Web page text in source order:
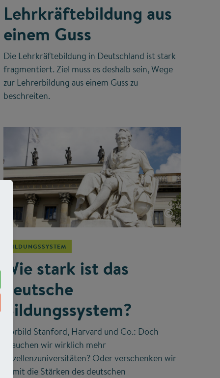
Lehrkräftebildung aus
einem Guss
Die Lehrkräftebildung in Deutschland ist stark
fragmentiert. Ziel muss es deshalb sein, Wege
zur Lehrerbildung aus einem Guss zu
beschreiten.
©
BILDUNGSSYSTEM
Wie stark ist das
deutsche
Bildungssystem?
Vorbild Stanford, Harvard und Co.: Doch
brauchen wir wirklich mehr
Exzellenzuniversitäten? Oder verschenken wir
damit die Stärken des deutschen